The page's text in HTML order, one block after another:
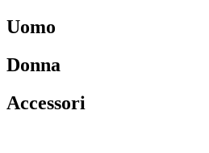
Uomo
Donna
Accessori